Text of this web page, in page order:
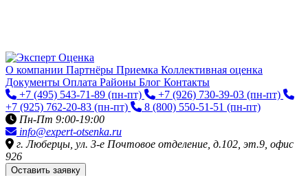
О компании Партнёры Приемка Коллективная оценка
Документы Оплата Районы Блог Контакты
+7 (495) 543-71-89 (пн-пт) +7 (926) 730-39-03 (пн-пт)
+7 (925) 762-20-83 (пн-пт) 8 (800) 550-51-51 (пн-пт)
Пн-Пт 9:00-19:00
info@expert-otsenka.ru
г. Люберцы, ул. 3-е Почтовое отделение, д.102, эт.9, офис
926
Оставить заявку